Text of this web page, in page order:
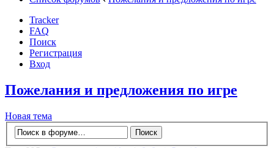
Tracker
FAQ
Поиск
Регистрация
Вход
Пожелания и предложения по игре
Новая тема